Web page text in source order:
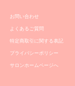
お問い合わせ
よくあるご質問
特定商取引に関する表記
プライバシーポリシー
サロンホームページへ